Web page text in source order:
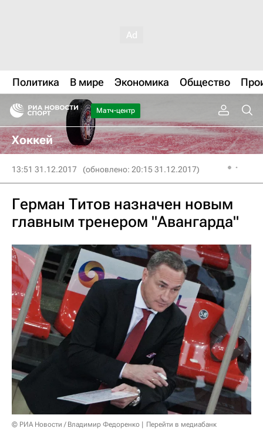
Политика В мире Экономика Общество
Матч-центр
Хоккей
13:51 31.12.2017 (обновлено: 20:15 31.12.2017)
Герман Титов назначен новым
главным тренером "Авангарда"
© РИА Новости / Владимир Федоренко Перейти в медиабанк